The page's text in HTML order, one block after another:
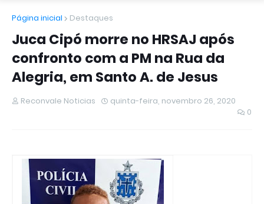
Página inicial Destaques
Juca Cipó morre no HRSAJ após
confronto com a PM na Rua da
Alegria, em Santo A. de Jesus
Reconvale Noticias
quinta-feira, novembro 26, 2020
0